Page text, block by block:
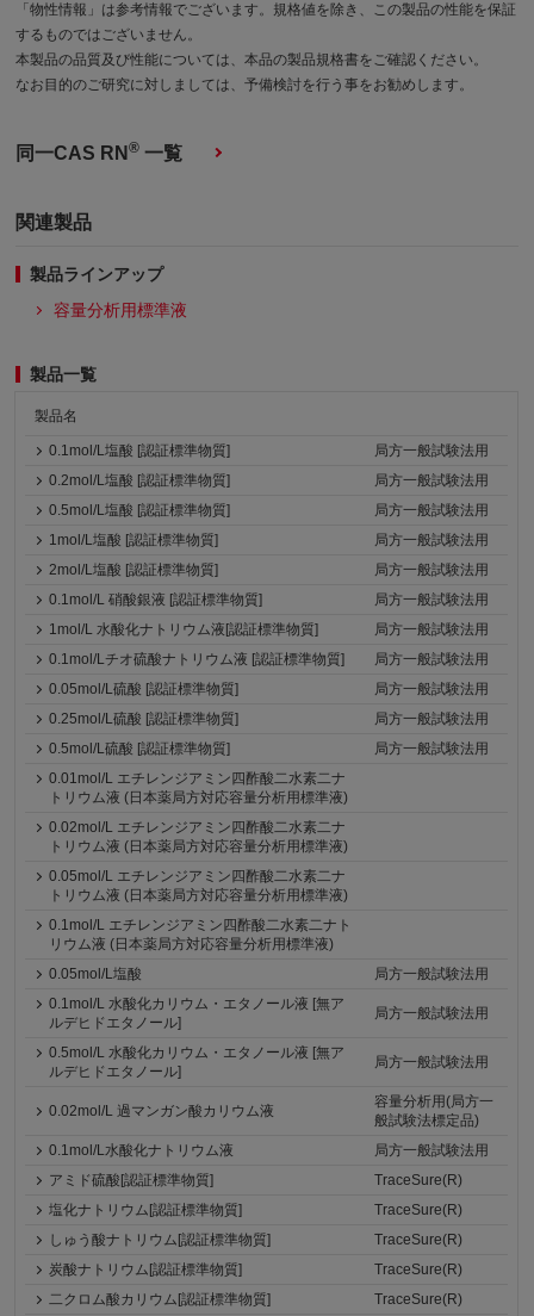
「物性情報」は参考情報でございます。規格値を除き、この製品の性能を保証
するものではございません。
本製品の品質及び性能については、本品の製品規格書をご確認ください。
なお目的のご研究に対しましては、予備検討を行う事をお勧めします。
同一CAS RN® 一覧
関連製品
製品ラインアップ
容量分析用標準液
製品一覧
製品名
0.1mol/L塩酸 [認証標準物質]
局方一般試験法用
0.2mol/L塩酸 [認証標準物質]
局方一般試験法用
0.5mol/L塩酸 [認証標準物質]
局方一般試験法用
1mol/L塩酸 [認証標準物質]
局方一般試験法用
2mol/L塩酸 [認証標準物質]
局方一般試験法用
0.1mol/L 硝酸銀液 [認証標準物質]
局方一般試験法用
1mol/L 水酸化ナトリウム液[認証標準物質]
局方一般試験法用
0.1mol/Lチオ硫酸ナトリウム液 [認証標準物質]
局方一般試験法用
0.05mol/L硫酸 [認証標準物質]
局方一般試験法用
0.25mol/L硫酸 [認証標準物質]
局方一般試験法用
0.5mol/L硫酸 [認証標準物質]
局方一般試験法用
0.01mol/L エチレンジアミン四酢酸二水素二ナ
トリウム液 (日本薬局方対応容量分析用標準液)
0.02mol/L エチレンジアミン四酢酸二水素二ナ
トリウム液 (日本薬局方対応容量分析用標準液)
0.05mol/L エチレンジアミン四酢酸二水素二ナ
トリウム液 (日本薬局方対応容量分析用標準液)
0.1mol/L エチレンジアミン四酢酸二水素二ナト
リウム液 (日本薬局方対応容量分析用標準液)
0.05mol/L塩酸
局方一般試験法用
0.1mol/L 水酸化カリウム・エタノール液 [無ア
ルデヒドエタノール]
局方一般試験法用
0.5mol/L 水酸化カリウム・エタノール液 [無ア
ルデヒドエタノール]
局方一般試験法用
0.02mol/L 過マンガン酸カリウム液
容量分析用(局方一
般試験法標定品)
0.1mol/L水酸化ナトリウム液
局方一般試験法用
アミド硫酸[認証標準物質]
TraceSure(R)
塩化ナトリウム[認証標準物質]
TraceSure(R)
しゅう酸ナトリウム[認証標準物質]
TraceSure(R)
炭酸ナトリウム[認証標準物質]
TraceSure(R)
二クロム酸カリウム[認証標準物質]
TraceSure(R)